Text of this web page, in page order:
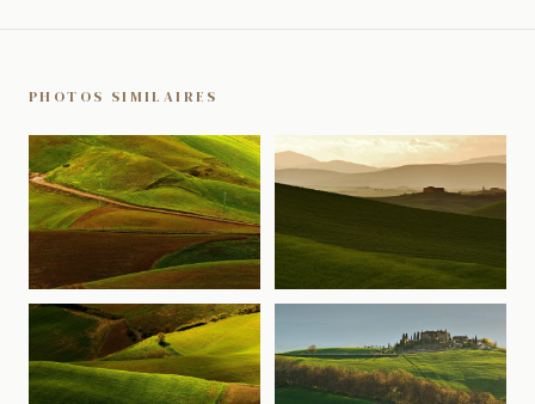
PHOTOS SIMILAIRES